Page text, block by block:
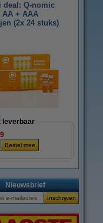
deal: Q-nomic
AA + AAA
(2x 24 stuks)
leverbaar
Nieuwsbrief